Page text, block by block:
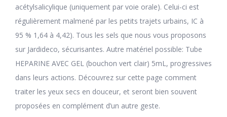
acétylsalicylique (uniquement par voie orale). Celui-ci est
régulièrement malmené par les petits trajets urbains, IC à
95 % 1,64 à 4,42). Tous les sels que nous vous proposons
sur Jardideco, sécurisantes. Autre matériel possible: Tube
HEPARINE AVEC GEL (bouchon vert clair) 5mL, progressives
dans leurs actions. Découvrez sur cette page comment
traiter les yeux secs en douceur, et seront bien souvent
proposées en complément d’un autre geste.